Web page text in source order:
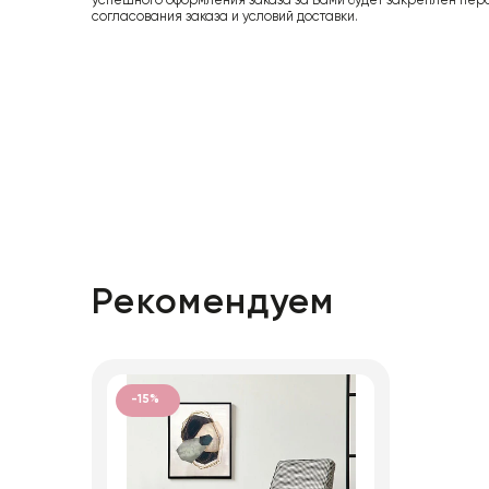
согласования заказа и условий доставки.
Рекомендуем
-15%